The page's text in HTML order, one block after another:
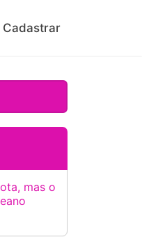
Cadastrar
mas o